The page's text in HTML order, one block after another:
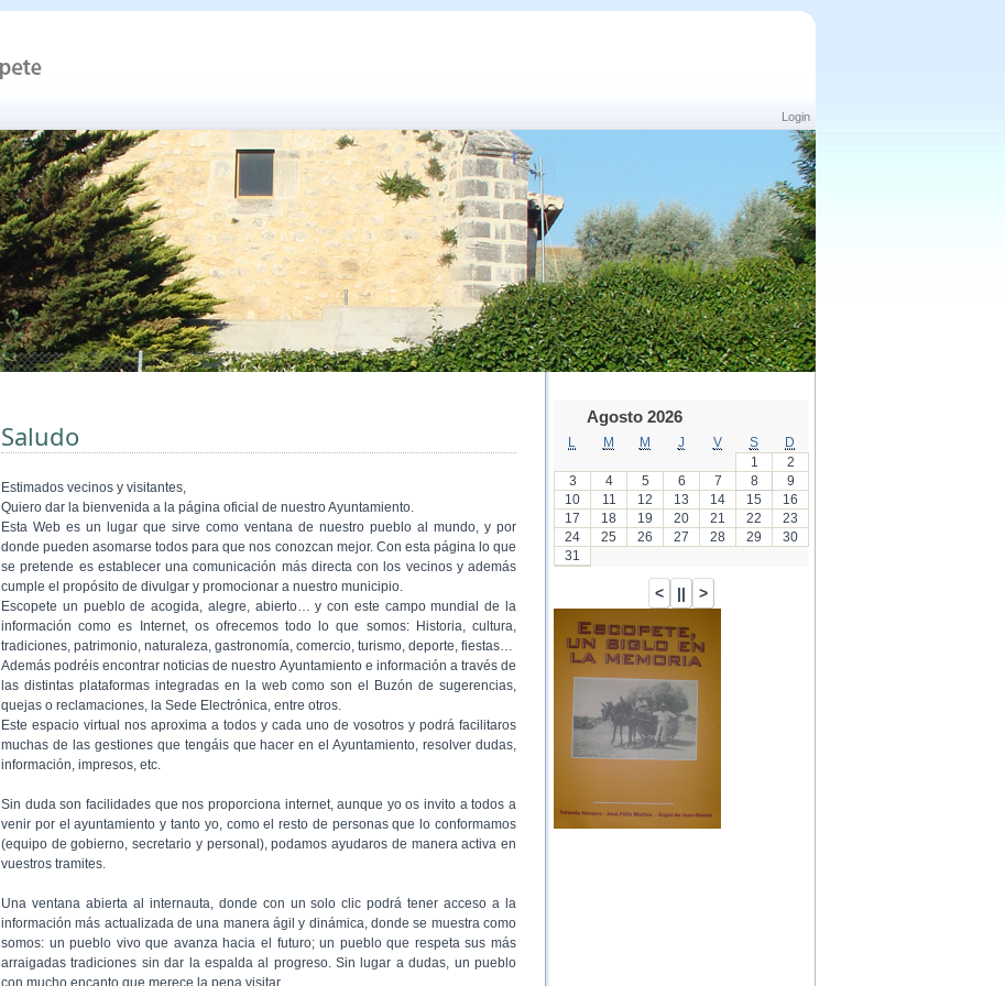
Login
Saludo
Estimados vecinos y visitantes,
Quiero dar la bienvenida a la página oficial de nuestro Ayuntamiento.
Esta Web es un lugar que sirve como ventana de nuestro pueblo al mundo, y por
donde pueden asomarse todos para que nos conozcan mejor. Con esta página lo que
se pretende es establecer una comunicación más directa con los vecinos y además
cumple el propósito de divulgar y promocionar a nuestro municipio.
Escopete un pueblo de acogida, alegre, abierto… y con este campo mundial de la
información como es Internet, os ofrecemos todo lo que somos: Historia, cultura,
tradiciones, patrimonio, naturaleza, gastronomía, comercio, turismo, deporte, fiestas…
Además podréis encontrar noticias de nuestro Ayuntamiento e información a través de
las distintas plataformas integradas en la web como son el Buzón de sugerencias,
quejas o reclamaciones, la Sede Electrónica, entre otros.
Este espacio virtual nos aproxima a todos y cada uno de vosotros y podrá facilitaros
muchas de las gestiones que tengáis que hacer en el Ayuntamiento, resolver dudas,
información, impresos, etc.
Sin duda son facilidades que nos proporciona internet, aunque yo os invito a todos a
venir por el ayuntamiento y tanto yo, como el resto de personas que lo conformamos
(equipo de gobierno, secretario y personal), podamos ayudaros de manera activa en
vuestros tramites.
Una ventana abierta al internauta, donde con un solo clic podrá tener acceso a la
información más actualizada de una manera ágil y dinámica, donde se muestra como
somos: un pueblo vivo que avanza hacia el futuro; un pueblo que respeta sus más
arraigadas tradiciones sin dar la espalda al progreso. Sin lugar a dudas, un pueblo
con mucho encanto que merece la pena visitar.
Agosto 2026
M M J V S
D
1
2
3
4 5 6 7 8
9
10
11 12 13 14 15
16
17
18 19 20 21 22
23
24
25 26 27 28 29
30
31